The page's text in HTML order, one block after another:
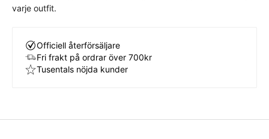
varje outfit.
Officiell återförsäljare
Fri frakt på ordrar över 700kr
Tusentals nöjda kunder